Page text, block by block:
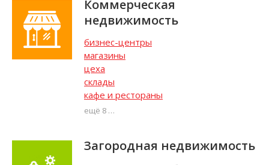
Коммерческая
недвижимость
бизнес-центры
магазины
цеха
склады
кафе и рестораны
ещё 8
Загородная недвижимость